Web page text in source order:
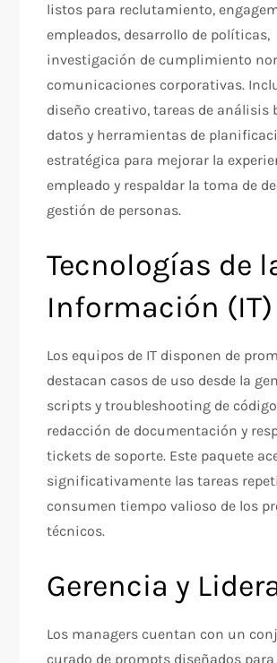
listos para reclutamiento,
empleados, desarrollo de políticas,
investigación de cumplimiento
comunicaciones corporativas.
diseño creativo, tareas de análisis
datos y herramientas de
estratégica para mejorar la
empleado y respaldar la toma de
gestión de personas.​
Tecnologías de
Información (IT)
Los equipos de IT disponen de
destacan casos de uso desde la
scripts y troubleshooting de
redacción de documentación y
tickets de soporte. Este paquete
significativamente las tareas
consumen tiempo valioso de los
técnicos.​
Gerencia y
Los managers cuentan con un
curado de prompts diseñados